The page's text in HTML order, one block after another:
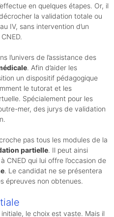
en quelques étapes. Or, il
la validation totale ou
IV, sans intervention d’un
l’univers de l’assistance des
. Afin d’aider les
un dispositif pédagogique
le tutorat et les
Spécialement pour les
mer, des jurys de validation
pas tous les modules de la
partielle. Il peut ainsi
CNED qui lui offre l’occasion de
. Le candidat ne se présentera
épreuves non obtenues.
le choix est vaste. Mais il